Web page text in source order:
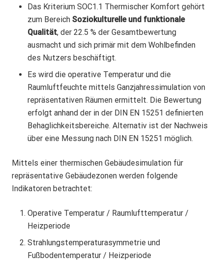
Das Kriterium SOC1.1 Thermischer Komfort gehört
zum Bereich Soziokulturelle und funktionale
Qualität, der 22.5 % der Gesamtbewertung
ausmacht und sich primär mit dem Wohlbefinden
des Nutzers beschäftigt.
Es wird die operative Temperatur und die
Raumluftfeuchte mittels Ganzjahressimulation von
repräsentativen Räumen ermittelt. Die Bewertung
erfolgt anhand der in der DIN EN 15251 definierten
Behaglichkeitsbereiche. Alternativ ist der Nachweis
über eine Messung nach DIN EN 15251 möglich.
Mittels einer thermischen Gebäudesimulation für
repräsentative Gebäudezonen werden folgende
Indikatoren betrachtet:
Operative Temperatur / Raumlufttemperatur /
Heizperiode
Strahlungstemperaturasymmetrie und
Fußbodentemperatur / Heizperiode